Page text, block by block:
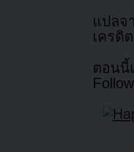
แปล
เครดิ
ตอนนี้